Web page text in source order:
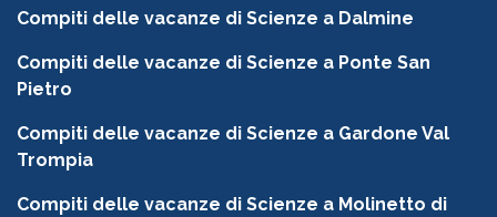
Compiti delle vacanze di Scienze a Dalmine
Compiti delle vacanze di Scienze a Ponte San
Pietro
Compiti delle vacanze di Scienze a Gardone Val
Trompia
Compiti delle vacanze di Scienze a Molinetto di